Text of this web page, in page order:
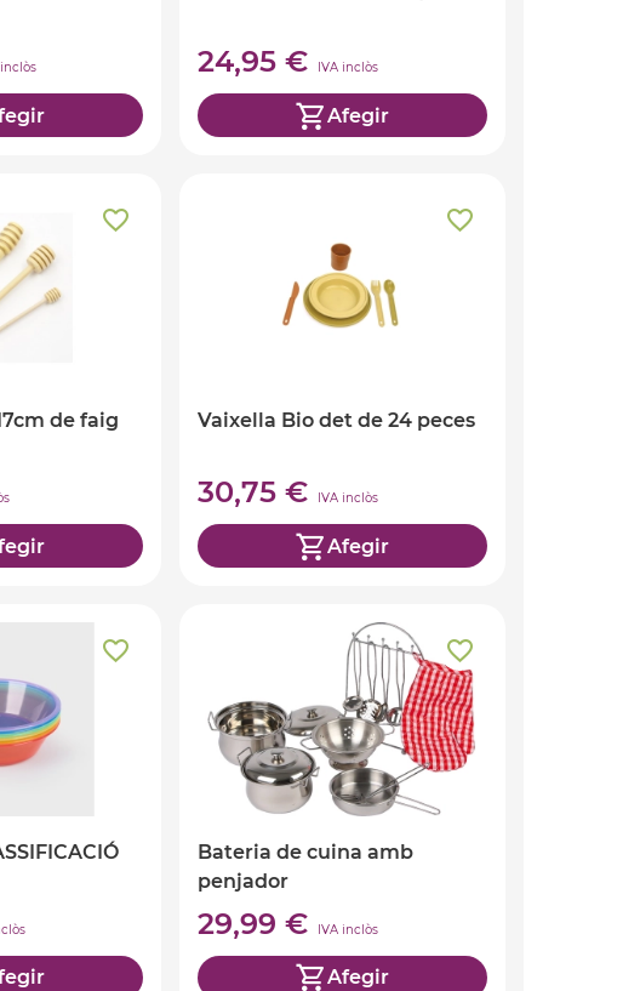
inclòs 24,95 € IVA inclòs
Afegir
de faig Vaixella Bio det de 24 peces
30,75 € IVA inclòs
Afegir
Bateria de cuina amb
penjador
29,99 € IVA inclòs
Afegir